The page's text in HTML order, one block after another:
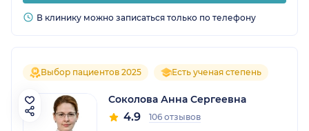
В клинику можно записаться только по телефону
Выбор пациентов 2025 Есть ученая степень
Соколова Анна Сергеевна
4.9 106 отзывов